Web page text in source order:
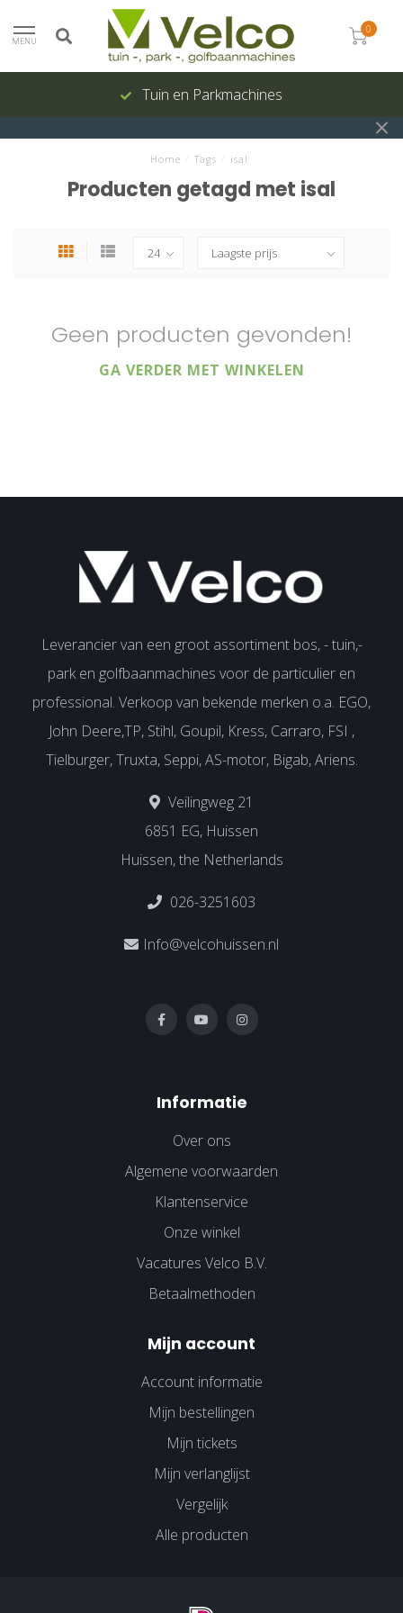
MENU
0
Tuin en Parkmachines
Home Tags isal
Producten getagd met isal
Geen producten gevonden!
GA VERDER MET WINKELEN
Leverancier van een groot assortiment bos, - tuin,-
park en golfbaanmachines voor de particulier en
professional. Verkoop van bekende merken o.a. EGO,
John Deere,TP, Stihl, Goupil, Kress, Carraro, FSI ,
Tielburger, Truxta, Seppi, AS-motor, Bigab, Ariens.
Veilingweg 21
6851 EG, Huissen
Huissen, the Netherlands
026-3251603
Info@velcohuissen.nl
Informatie
Over ons
Algemene voorwaarden
Klantenservice
Onze winkel
Vacatures Velco B.V.
Betaalmethoden
Mijn account
Account informatie
Mijn bestellingen
Mijn tickets
Mijn verlanglijst
Vergelijk
Alle producten